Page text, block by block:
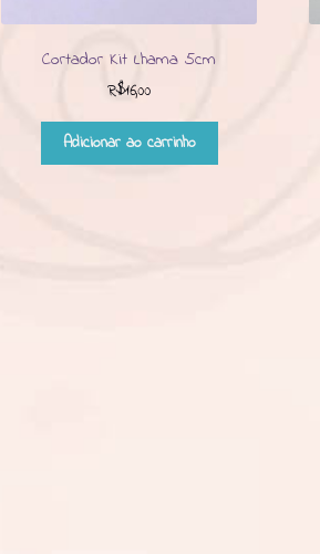
Cortador Kit Lhama 5cm
R$16,00
Adicionar ao carrinho